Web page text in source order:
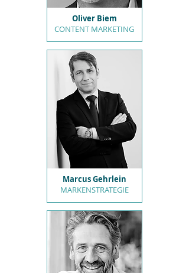
Oliver Biem
CONTENT MARKETING
Marcus Gehrlein
MARKENSTRATEGIE